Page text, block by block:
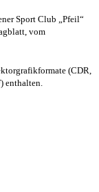
Sport Club „Pfeil“
vom
(CDR,
enthalten.